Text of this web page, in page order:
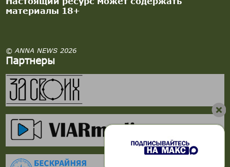
материалы 18+
© ANNA NEWS 2026
Партнеры